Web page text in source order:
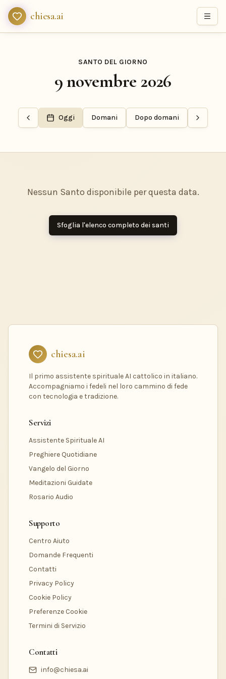
chiesa.ai
SANTO DEL GIORNO
9 novembre 2026
Oggi Domani Dopo domani
Nessun Santo disponibile per questa data.
Sfoglia l'elenco completo dei santi
chiesa.ai
Il primo assistente spirituale AI cattolico in italiano.
Accompagniamo i fedeli nel loro cammino di fede
con tecnologia e tradizione.
Servizi
Assistente Spirituale AI
Preghiere Quotidiane
Vangelo del Giorno
Meditazioni Guidate
Rosario Audio
Supporto
Centro Aiuto
Domande Frequenti
Contatti
Privacy Policy
Cookie Policy
Preferenze Cookie
Termini di Servizio
Contatti
info@chiesa.ai